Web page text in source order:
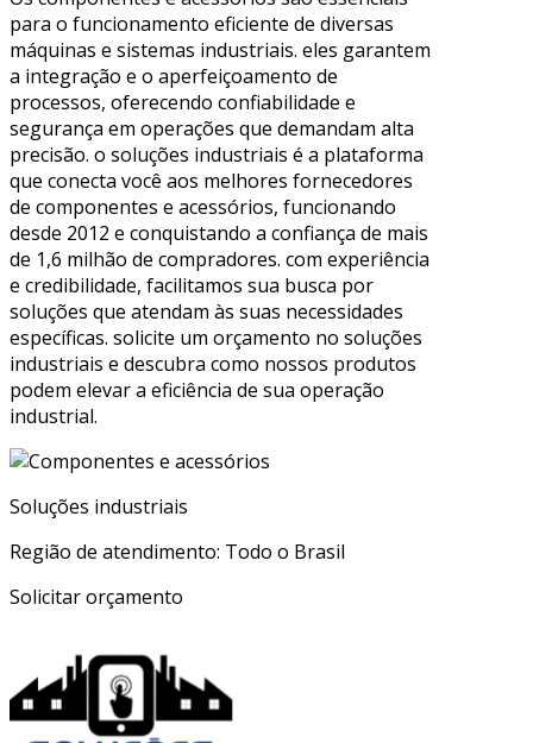
para o funcionamento eficiente de diversas
máquinas e sistemas industriais. eles garantem
a integração e o aperfeiçoamento de
processos, oferecendo confiabilidade e
segurança em operações que demandam alta
precisão. o soluções industriais é a plataforma
que conecta você aos melhores fornecedores
de componentes e acessórios, funcionando
desde 2012 e conquistando a confiança de mais
de 1,6 milhão de compradores. com experiência
e credibilidade, facilitamos sua busca por
soluções que atendam às suas necessidades
específicas. solicite um orçamento no soluções
industriais e descubra como nossos produtos
podem elevar a eficiência de sua operação
industrial.
Soluções industriais
Região de atendimento: Todo o Brasil
Solicitar orçamento